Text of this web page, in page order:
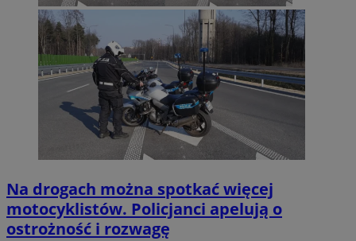
Na drogach można spotkać więcej
motocyklistów. Policjanci apelują o
ostrożność i rozwagę